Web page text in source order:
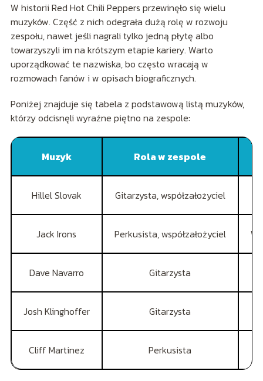
W historii Red Hot Chili Peppers przewinęło się wielu
muzyków. Część z nich odegrała dużą rolę w rozwoju
zespołu, nawet jeśli nagrali tylko jedną płytę albo
towarzyszyli im na krótszym etapie kariery. Warto
uporządkować te nazwiska, bo często wracają w
rozmowach fanów i w opisach biograficznych.
Poniżej znajduje się tabela z podstawową listą muzyków,
którzy odcisnęli wyraźne piętno na zespole:
Muzyk Rola w zespole
Hillel Slovak Gitarzysta, współzałożyciel
Jack Irons Perkusista, współzałożyciel
Dave Navarro Gitarzysta
Josh Klinghoffer Gitarzysta
Cliff Martinez Perkusista